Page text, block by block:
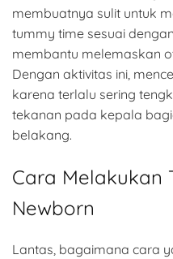
membuatnya sulit untuk
tummy time sesuai
membantu melemaskan
Dengan aktivitas ini,
karena terlalu sering
tekanan pada kepala
belakang.
Cara Melakukan
Newborn
Lantas, bagaimana cara